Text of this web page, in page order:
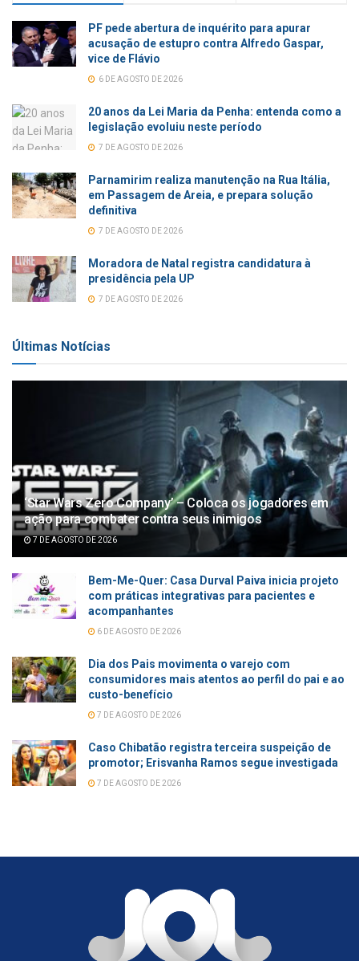
PF pede abertura de inquérito para apurar
acusação de estupro contra Alfredo Gaspar,
vice de Flávio
6 DE AGOSTO DE 2026
20 anos da Lei Maria da Penha: entenda como a
legislação evoluiu neste período
7 DE AGOSTO DE 2026
Parnamirim realiza manutenção na Rua Itália,
em Passagem de Areia, e prepara solução
definitiva
7 DE AGOSTO DE 2026
Moradora de Natal registra candidatura à
presidência pela UP
7 DE AGOSTO DE 2026
Últimas Notícias
‘Star Wars Zero Company’ – Coloca os jogadores em
ação para combater contra seus inimigos
7 DE AGOSTO DE 2026
Bem-Me-Quer: Casa Durval Paiva inicia projeto
com práticas integrativas para pacientes e
acompanhantes
6 DE AGOSTO DE 2026
Dia dos Pais movimenta o varejo com
consumidores mais atentos ao perfil do pai e ao
custo-benefício
7 DE AGOSTO DE 2026
Caso Chibatão registra terceira suspeição de
promotor; Erisvanha Ramos segue investigada
7 DE AGOSTO DE 2026